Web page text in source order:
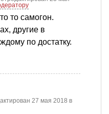
то самогон.
другие в
по достатку.
27 мая 2018 в